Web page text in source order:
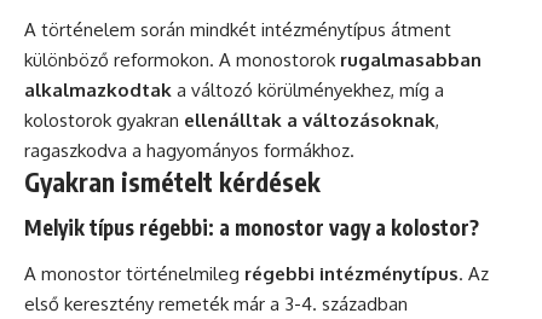
A történelem során mindkét intézménytípus átment
különböző reformokon. A monostorok rugalmasabban
alkalmazkodtak a változó körülményekhez, míg a
kolostorok gyakran ellenálltak a változásoknak,
ragaszkodva a hagyományos formákhoz.
Gyakran ismételt kérdések
Melyik típus régebbi: a monostor vagy a kolostor?
A monostor történelmileg régebbi intézménytípus. Az
első keresztény remeték már a 3-4. században